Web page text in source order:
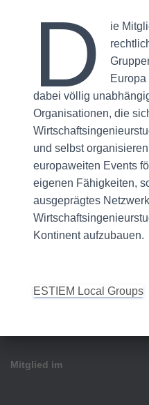
D
ie
dabei völlig
Organisationen, die
und selbst
europaweiten Events
eigenen Fähigkeiten,
ausgeprägtes
Kontinent aufzubauen.
ESTIEM Local Groups
Mitglied im